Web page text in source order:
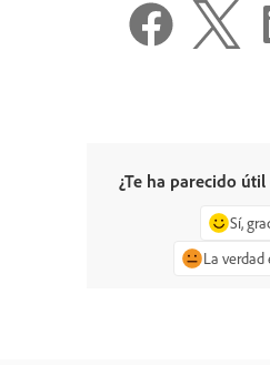
¿Te ha parecido útil
Sí,
La verdad